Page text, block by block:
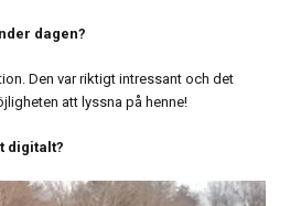
dagen?
Den var riktigt intressant och det
att lyssna på henne!
digitalt?